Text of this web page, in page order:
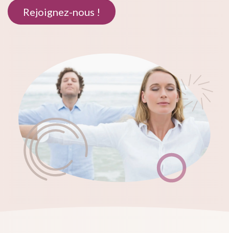
Rejoignez-​​nous !